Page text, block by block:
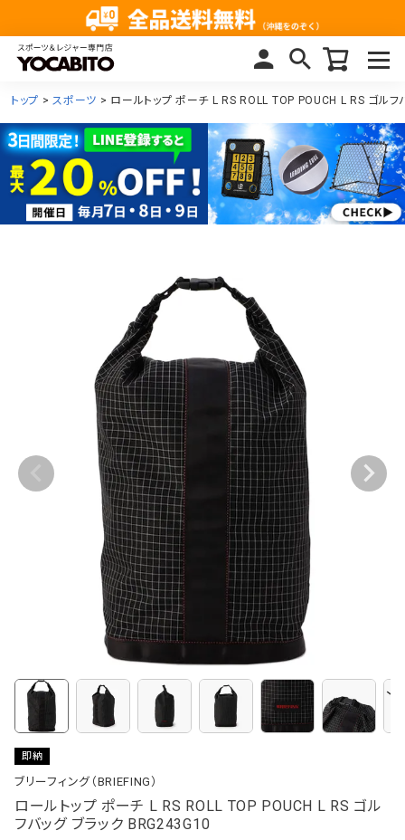
トップ スポーツ ロールトップ ポーチ L RS ROLL TOP POUCH L RS ゴルフ
即納
ブリーフィング（BRIEFING）
ロールトップ ポーチ L RS ROLL TOP POUCH L RS ゴル
フバッグ ブラック BRG243G10